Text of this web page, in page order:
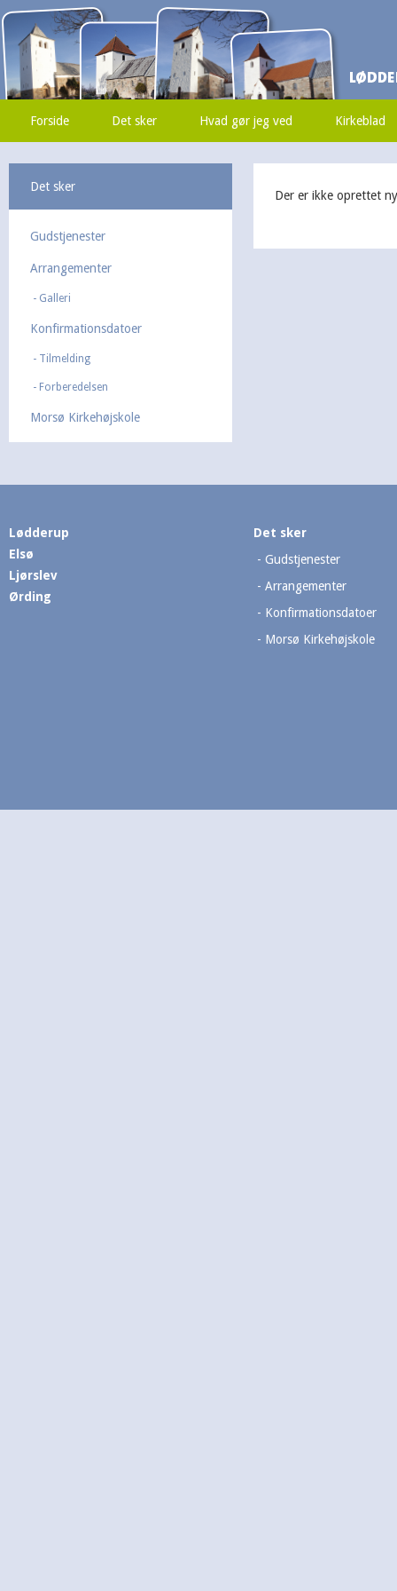
Forside Det sker Hvad gør jeg ved Kirkeblad
Det sker
Gudstjenester
Arrangementer
Galleri
Konfirmationsdatoer
Tilmelding
Forberedelsen
Morsø Kirkehøjskole
Der er ikke oprettet
Lødderup
Elsø
Ljørslev
Ørding
Det sker
Gudstjenester
Arrangementer
Konfirmationsdatoer
Morsø Kirkehøjskole